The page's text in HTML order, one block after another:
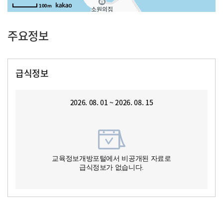
100m
주요정보
급식정보
2026. 08. 01 ~ 2026. 08. 15
교육정보개방포털에서 비공개된 자료로
급식정보가 없습니다.